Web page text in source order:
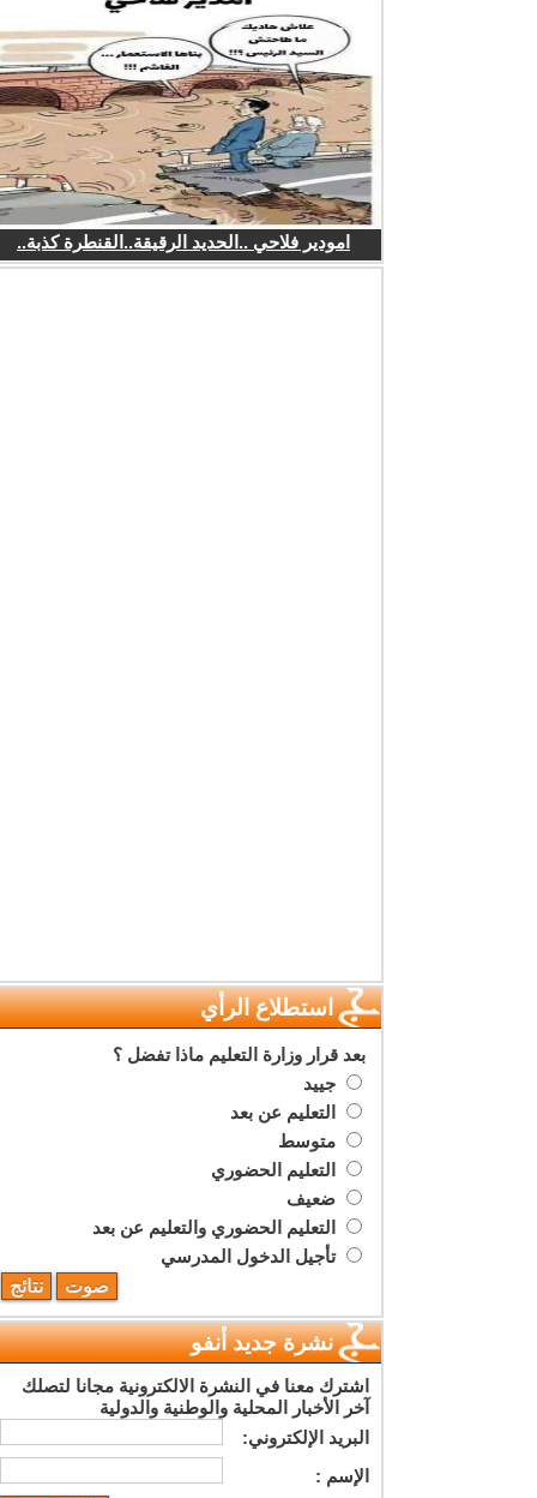
امودير فلاحي ..الحديد الرقيقة..القنطرة كذبة..
استطلاع الرأي
بعد قرار وزارة التعليم ماذا تفضل ؟
جييد
التعليم عن بعد
متوسط
التعليم الحضوري
ضعيف
التعليم الحضوري والتعليم عن بعد
تأجيل الدخول المدرسي
نشرة جديد أنفو
اشترك معنا في النشرة الالكترونية مجانا لتصلك
آخر الأخبار المحلية والوطنية والدولية
البريد اﻹلكتروني:
اﻹسم :